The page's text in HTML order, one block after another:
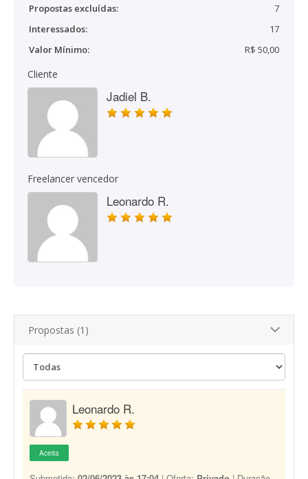
Propostas excluídas:
7
Interessados:
17
Valor Mínimo:
R$ 50,00
Cliente
Jadiel B.
Freelancer vencedor
Leonardo R.
Propostas (1)
Leonardo R.
Aceita